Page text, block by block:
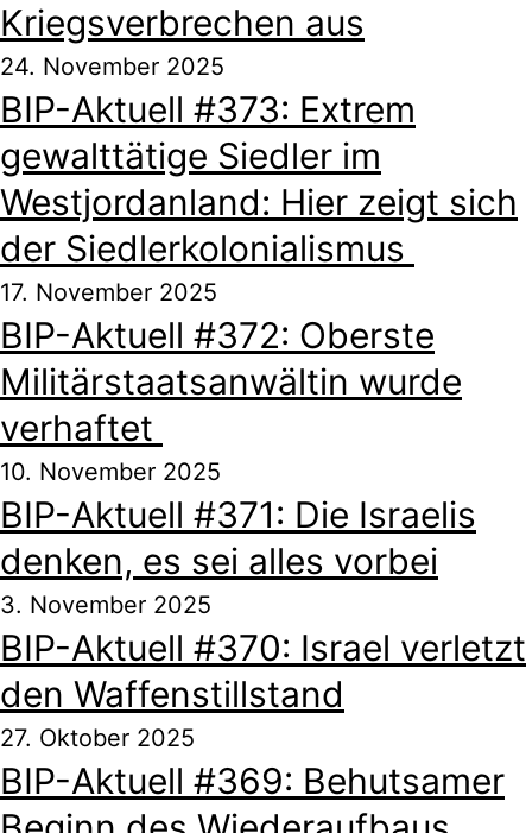
Kriegsverbrechen aus
24. November 2025
BIP-Aktuell #373: Extrem
gewalttätige Siedler im
Westjordanland: Hier zeigt sich
der Siedlerkolonialismus
17. November 2025
BIP-Aktuell #372: Oberste
Militärstaatsanwältin wurde
verhaftet
10. November 2025
BIP-Aktuell #371: Die Israelis
denken, es sei alles vorbei
3. November 2025
BIP-Aktuell #370: Israel verletzt
den Waffenstillstand
27. Oktober 2025
BIP-Aktuell #369: Behutsamer